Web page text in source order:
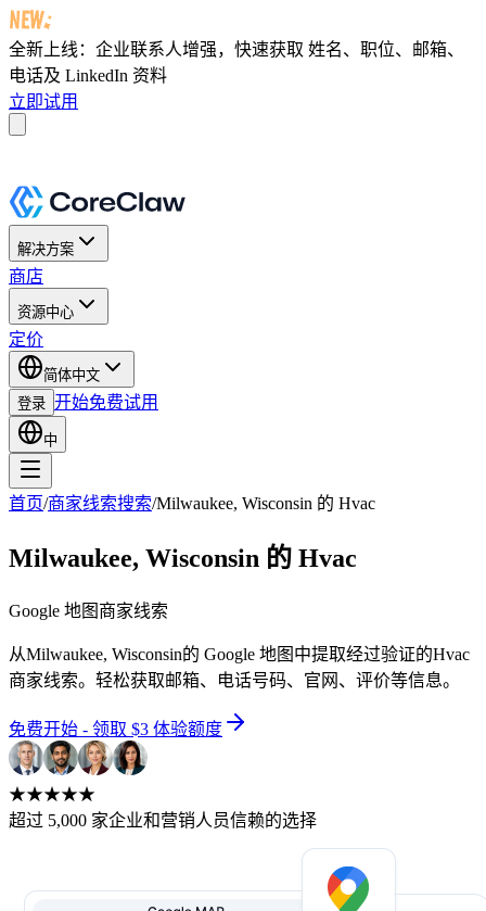
全新上线：企业联系人增强，快速获取 姓名、职位、邮箱、
电话及 LinkedIn 资料
立即试用
解决方案
商店
资源中心
定价
简体中文
登录 开始免费试用
中
首页/商家线索搜索/Milwaukee, Wisconsin 的 Hvac
Milwaukee, Wisconsin 的 Hvac
Google 地图商家线索
从Milwaukee, Wisconsin的 Google 地图中提取经过验证的Hvac
商家线索。轻松获取邮箱、电话号码、官网、评价等信息。
免费开始 - 领取 $3 体验额度
★★★★★
超过 5,000 家企业和营销人员信赖的选择